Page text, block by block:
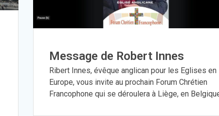
Message de Robert Innes
Ribert Innes, évêque anglican pour les Eglises en
Europe, vous invite au prochain Forum Chrétien
Francophone qui se déroulera à Liège, en